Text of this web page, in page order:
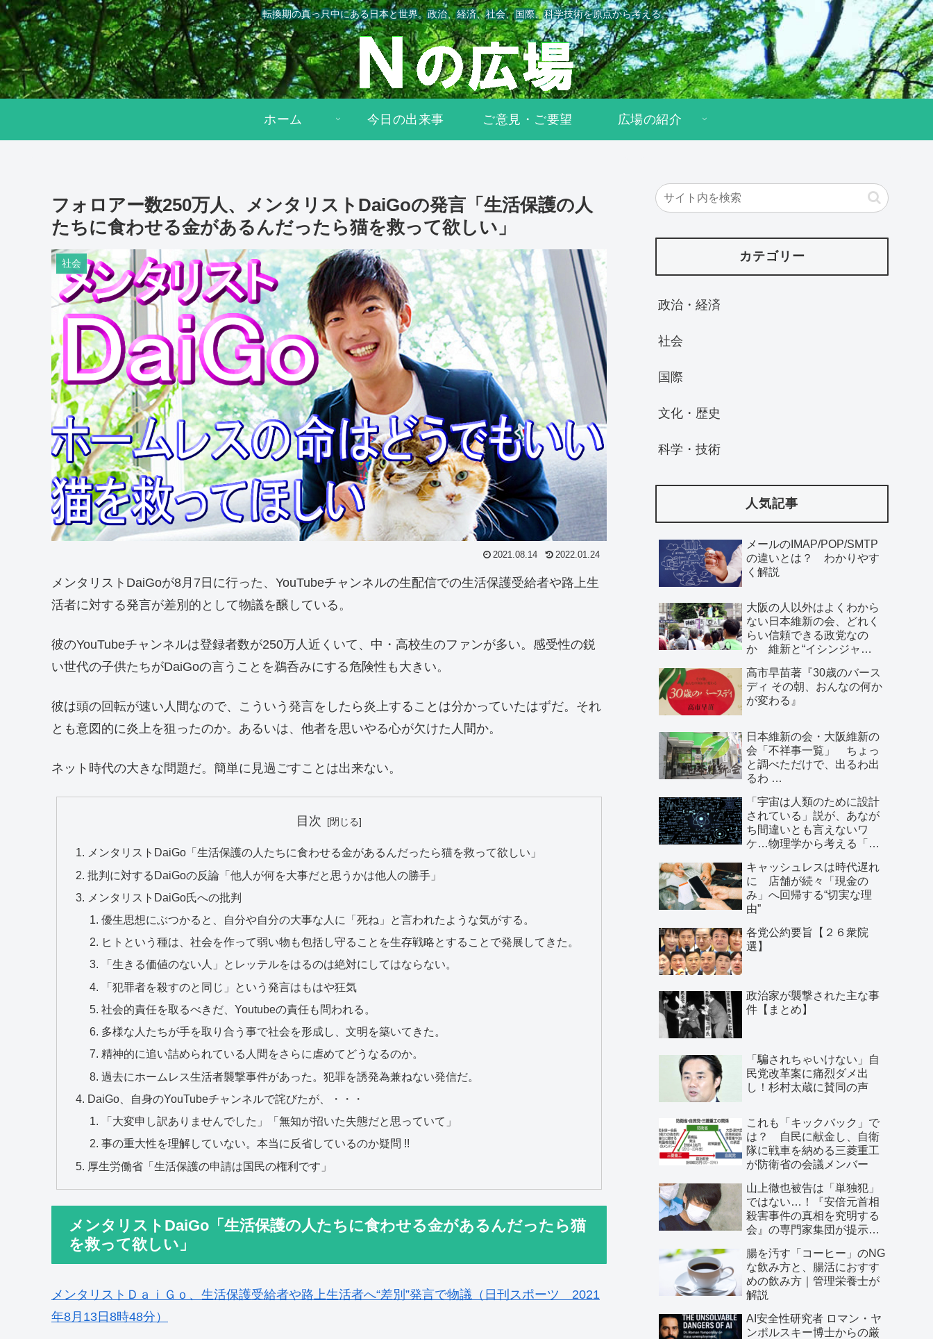
転換期の真っ只中にある日本と世界。政治、経済、社会、国際、科学技術を原点から考える。
ホーム 今日の出来事 ご意見・ご要望 広場の紹介
フォロアー数250万人、メンタリストDaiGoの発言「生活保護の人
たちに食わせる金があるんだったら猫を救って欲しい」
社会
2021.08.14 2022.01.24
メンタリストDaiGoが8月7日に行った、YouTubeチャンネルの生配信での生活保護受給者や路上生
活者に対する発言が差別的として物議を醸している。
彼のYouTubeチャンネルは登録者数が250万人近くいて、中・高校生のファンが多い。感受性の鋭
い世代の子供たちがDaiGoの言うことを鵜呑みにする危険性も大きい。
彼は頭の回転が速い人間なので、こういう発言をしたら炎上することは分かっていたはずだ。それ
とも意図的に炎上を狙ったのか。あるいは、他者を思いやる心が欠けた人間か。
ネット時代の大きな問題だ。簡単に見過ごすことは出来ない。
目次
メンタリストDaiGo「生活保護の人たちに食わせる金があるんだったら猫を救って欲しい」
批判に対するDaiGoの反論「他人が何を大事だと思うかは他人の勝手」
メンタリストDaiGo氏への批判
優生思想にぶつかると、自分や自分の大事な人に「死ね」と言われたような気がする。
ヒトという種は、社会を作って弱い物も包括し守ることを生存戦略とすることで発展してきた。
「生きる価値のない人」とレッテルをはるのは絶対にしてはならない。
「犯罪者を殺すのと同じ」という発言はもはや狂気
社会的責任を取るべきだ、Youtubeの責任も問われる。
多様な人たちが手を取り合う事で社会を形成し、文明を築いてきた。
精神的に追い詰められている人間をさらに虐めてどうなるのか。
過去にホームレス生活者襲撃事件があった。犯罪を誘発為兼ねない発信だ。
DaiGo、自身のYouTubeチャンネルで詫びたが、・・・
「大変申し訳ありませんでした」「無知が招いた失態だと思っていて」
事の重大性を理解していない。本当に反省しているのか疑問 !!
厚生労働省「生活保護の申請は国民の権利です」
メンタリストDaiGo「生活保護の人たちに食わせる金があるんだったら猫
を救って欲しい」
メンタリストＤａｉＧｏ、生活保護受給者や路上生活者へ“差別”発言で物議（日刊スポーツ 2021
年8月13日8時48分）
カテゴリー
政治・経済
社会
国際
文化・歴史
科学・技術
人気記事
メールのIMAP/POP/SMTP
の違いとは？ わかりやす
く解説
大阪の人以外はよくわから
ない日本維新の会、どれく
らい信頼できる政党なの
か 維新と“イシンジャ
る、大阪で起きていること
高市早苗著『30歳のバース
ディ その朝、おんなの何か
が変わる』
日本維新の会・大阪維新の
会「不祥事一覧」 ちょっ
と調べただけで、出るわ出
るわ …
「宇宙は人類のために設計
されている」説が、あなが
ち間違いとも言えないワ
ケ…物理学から考える「こ
キャッシュレスは時代遅れ
に 店舗が続々「現金の
み」へ回帰する“切実な理
由”
各党公約要旨【２６衆院
選】
政治家が襲撃された主な事
件【まとめ】
「騙されちゃいけない」自
民党改革案に痛烈ダメ出
し！杉村太蔵に賛同の声
これも「キックバック」で
は？ 自民に献金し、自衛
隊に戦車を納める三菱重工
が防衛省の会議メンバー
山上徹也被告は「単独犯」
ではない…！『安倍元首相
殺害事件の真相を究明する
会』の専門家集団が提示し
腸を汚す「コーヒー」のNG
な飲み方と、腸活におすす
めの飲み方｜管理栄養士が
解説
AI安全性研究者 ロマン・ヤ
ンポルスキー博士からの厳